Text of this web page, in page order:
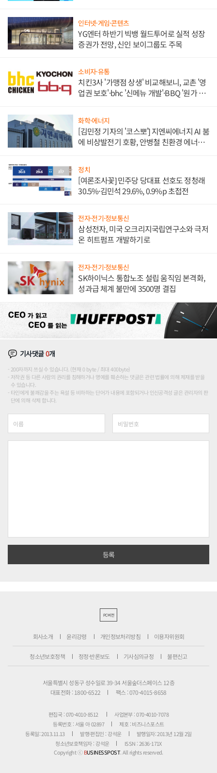
인터넷·게임·콘텐츠
YG엔터 하반기 빅뱅 월드투어로 실적 성장
증권가 전망, 신인 보이그룹도 주목
소비자·유통
치킨3사 '가맹점 상생' 비교해보니, 교촌 '영
업권 보호'·bhc '신메뉴 개발'·BBQ '원가 부
화학·에너지
[김민정 기자의 '코스뽀'] 지엔씨에너지 AI 붐
에 비상발전기 호황, 안병철 친환경 에너지
정치
[여론조사꽃] 민주당 당대표 선호도 정청래
30.5%·김민석 29.6%, 0.9%p 초접전
전자·전기·정보통신
삼성전자, 미국 오크리지국립연구소와 극저
온 히트펌프 개발하기로
전자·전기·정보통신
SK하이닉스 통합노조 설립 움직임 본격화,
성과급 체계 불만에 3500명 결집
기사댓글0개
200자까지 쓰실 수 있습니다. (현재 0 byte / 최대 400byte)
저작권 등 다른 사람의 권리를 침해하거나 명예를 훼손하는 댓글은 관련 법률에 의해 제재를 받을
수 있습니다.
타인에게 불쾌감을 주는 욕설 등 비하하는 단어가 내용에 포함되거나 인신공격성 글은 관리자의 판
단에 의해 삭제 합니다.
PC버전
회사소개 윤리강령 개인정보처리방침 이용자위원회
청소년보호정책 정정·반론보도 기사심의규정 불편신고
서울특별시 성동구 성수일로 39-34 서울숲더스페이스 12층
대표전화 : 1800-6522
팩스 : 070-4015-8658
편집국 : 070-4010-8512
사업본부 : 070-4010-7078
등록번호 : 서울 아 02897
제호 : 비즈니스포스트
등록일: 2013.11.13
발행·편집인 : 강석운
발행일자: 2013년 12월 2일
청소년보호책임자 : 강석운
ISSN : 2636-171X
Copyright ⓒBUSINESSPOST. All rights reserved.